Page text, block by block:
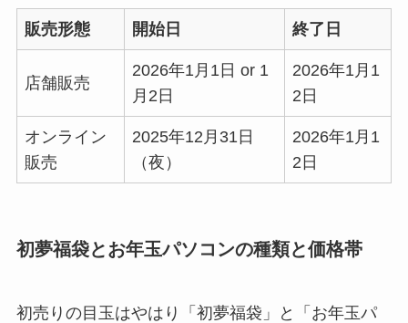
販売形態 開始日 終了日
店舗販売
2026年1月1日 or 1
月2日
2026年1月1
2日
オンライン
販売
2025年12月31日
（夜）
2026年1月1
2日
初夢福袋とお年玉パソコンの種類と価格帯
初売りの目玉はやはり「初夢福袋」と「お年玉パ